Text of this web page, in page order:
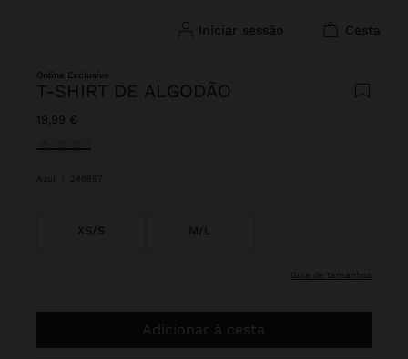
iniciar sessão cesta
Online Exclusive
T-SHIRT DE ALGODÃO
19,99 €
Selecionado
248857
XS/S M/L
guia de tamanhos
Adicionar à cesta